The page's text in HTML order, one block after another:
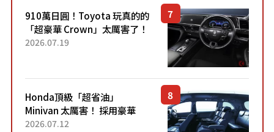
910萬日圓！Toyota 玩真的的
「超豪華 Crown」太厲害了！
採用由「匠人技藝」打造的
2026.07.19
Honda頂級「超省油」
Minivan 太厲害！ 採用豪華
「真皮座椅」與專屬「黑色內
2026.07.12